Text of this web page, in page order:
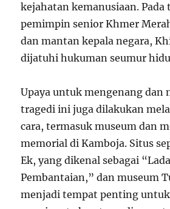
kejahatan kemanusiaan. Pada
pemimpin senior Khmer
dan mantan kepala negara,
dijatuhi hukuman seumur
Upaya untuk mengenang dan
tragedi ini juga dilakukan
cara, termasuk museum dan
memorial di Kamboja. Situs
Ek, yang dikenal sebagai
Pembantaian,” dan museum
menjadi tempat penting